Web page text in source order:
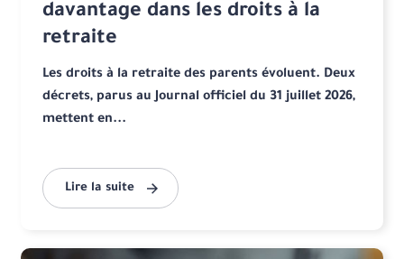
davantage dans les droits à la
retraite
Les droits à la retraite des parents évoluent. Deux
décrets, parus au Journal officiel du 31 juillet 2026,
mettent en...
Lire la suite